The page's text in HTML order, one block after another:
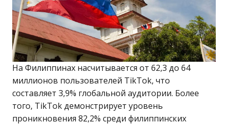
На Филиппинах насчитывается от 62,3 до 64
миллионов пользователей TikTok, что
составляет 3,9% глобальной аудитории. Более
того, TikTok демонстрирует уровень
проникновения 82,2% среди филиппинских